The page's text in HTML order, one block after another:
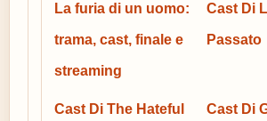
La furia di un uomo:
trama, cast, finale e
streaming
Cast Di
Passato
Cast Di The Hateful Cast Di